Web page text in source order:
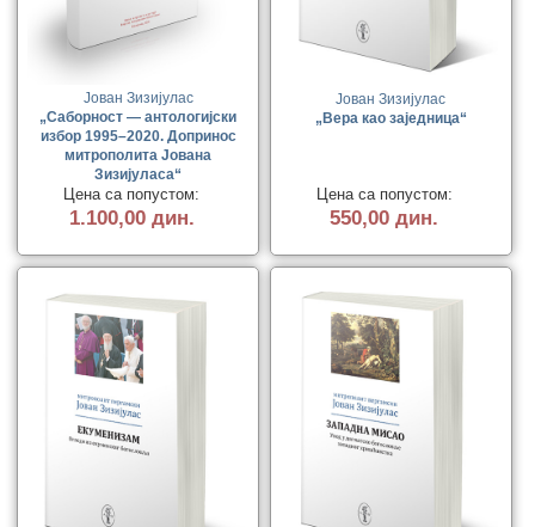
Јован Зизијулас
„Саборност — антологијски
избор 1995–2020. Допринос
митрополита Јована
Зизијуласа“
Цена са попустом:
1.100,00 дин.
Јован Зизијулас
„Вера као заједница“
Цена са попустом:
550,00 дин.